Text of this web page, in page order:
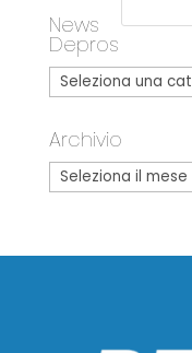
News
Depros
Archivio